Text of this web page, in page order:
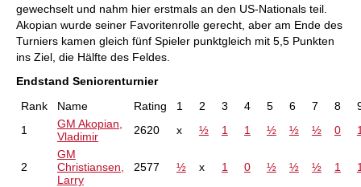
gewechselt und nahm hier erstmals an den US-Nationals teil.
Akopian wurde seiner Favoritenrolle gerecht, aber am Ende des
Turniers kamen gleich fünf Spieler punktgleich mit 5,5 Punkten
ins Ziel, die Hälfte des Feldes.
Endstand Seniorenturnier
Rank
Name Rating 1 2 3 4 5 6 7 8
1
GM Akopian,
Vladimir
2620 x ½ 1 1 ½ ½ ½ 0
2
GM
Christiansen,
Larry
2577 ½ x 1 0 ½ ½ ½ 1